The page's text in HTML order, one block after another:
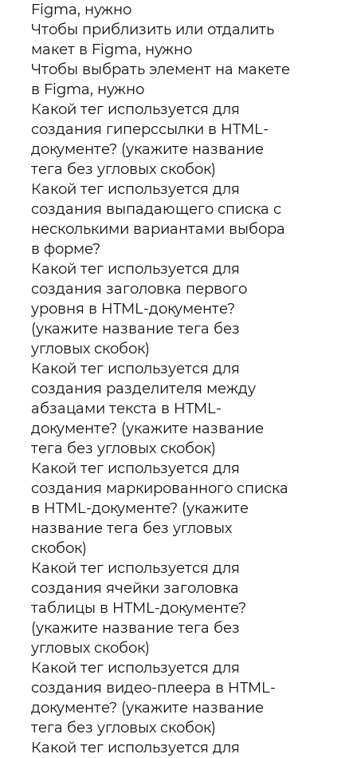
Figma, нужно
Чтобы приблизить или отдалить
макет в Figma, нужно
Чтобы выбрать элемент на макете
в Figma, нужно
Какой тег используется для
создания гиперссылки в HTML-
документе? (укажите название
тега без угловых скобок)
Какой тег используется для
создания выпадающего списка с
несколькими вариантами выбора
в форме?
Какой тег используется для
создания заголовка первого
уровня в HTML-документе?
(укажите название тега без
угловых скобок)
Какой тег используется для
создания разделителя между
абзацами текста в HTML-
документе? (укажите название
тега без угловых скобок)
Какой тег используется для
создания маркированного списка
в HTML-документе? (укажите
название тега без угловых
скобок)
Какой тег используется для
создания ячейки заголовка
таблицы в HTML-документе?
(укажите название тега без
угловых скобок)
Какой тег используется для
создания видео-плеера в HTML-
документе? (укажите название
тега без угловых скобок)
Какой тег используется для